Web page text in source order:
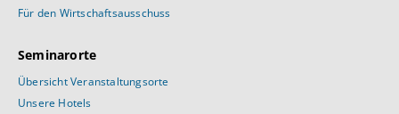
Für den Wirtschaftsausschuss
Seminarorte
Übersicht Veranstaltungsorte
Unsere Hotels